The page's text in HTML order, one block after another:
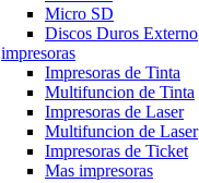
Micro SD
Discos Duros Externo
impresoras
Impresoras de Tinta
Multifuncion de Tinta
Impresoras de Laser
Multifuncion de Laser
Impresoras de Ticket
Mas impresoras